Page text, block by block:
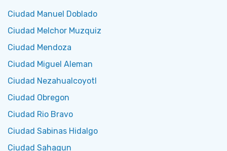
Ciudad Manuel Doblado
Ciudad Melchor Muzquiz
Ciudad Mendoza
Ciudad Miguel Aleman
Ciudad Nezahualcoyotl
Ciudad Obregon
Ciudad Rio Bravo
Ciudad Sabinas Hidalgo
Ciudad Sahagun